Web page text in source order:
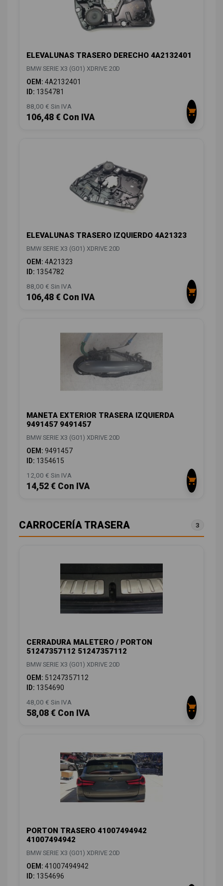
ELEVALUNAS TRASERO DERECHO 4A2132401
BMW SERIE X3 (G01) XDRIVE 20D
OEM: 4A2132401
ID: 1354781
88,00 € Sin IVA
106,48 € Con IVA
ELEVALUNAS TRASERO IZQUIERDO 4A21323
BMW SERIE X3 (G01) XDRIVE 20D
OEM: 4A21323
ID: 1354782
88,00 € Sin IVA
106,48 € Con IVA
MANETA EXTERIOR TRASERA IZQUIERDA
9491457 9491457
BMW SERIE X3 (G01) XDRIVE 20D
OEM: 9491457
ID: 1354615
12,00 € Sin IVA
14,52 € Con IVA
CARROCERÍA TRASERA 3
CERRADURA MALETERO / PORTON
51247357112 51247357112
BMW SERIE X3 (G01) XDRIVE 20D
OEM: 51247357112
ID: 1354690
48,00 € Sin IVA
58,08 € Con IVA
PORTON TRASERO 41007494942
41007494942
BMW SERIE X3 (G01) XDRIVE 20D
OEM: 41007494942
ID: 1354696